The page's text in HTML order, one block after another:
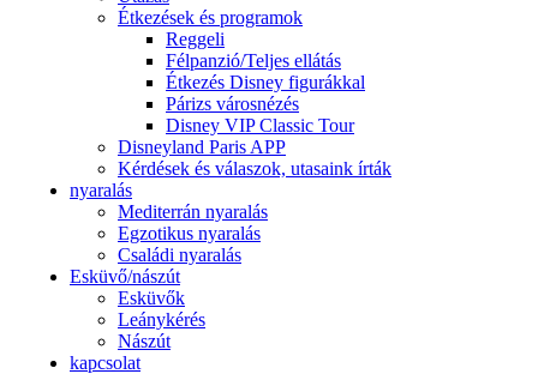
Étkezések és programok
Reggeli
Félpanzió/Teljes ellátás
Étkezés Disney figurákkal
Párizs városnézés
Disney VIP Classic Tour
Disneyland Paris APP
Kérdések és válaszok, utasaink írták
nyaralás
Mediterrán nyaralás
Egzotikus nyaralás
Családi nyaralás
Esküvő/nászút
Esküvők
Leánykérés
Nászút
kapcsolat